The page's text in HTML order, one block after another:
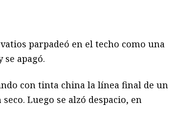
parpadeó en el techo como una
apagó.
con tinta china la línea final de un
Luego se alzó despacio, en